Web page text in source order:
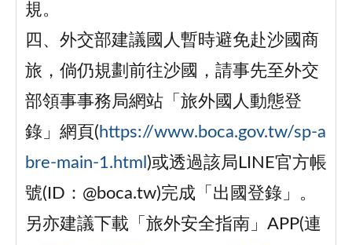
規。
四、外交部建議國人暫時避免赴沙國商
旅，倘仍規劃前往沙國，請事先至外交
部領事事務局網站「旅外國人動態登
錄」網頁(https://www.boca.gov.tw/sp-a
bre-main-1.html )或透過該局LINE官方帳
號(ID：@boca.tw)完成「出國登錄」。
另亦建議下載「旅外安全指南」APP(連